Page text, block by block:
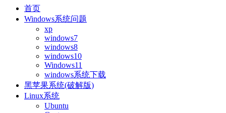
首页
Windows系统问题
xp
windows7
windows8
windows10
Windows11
windows系统下载
黑苹果系统(破解版)
Linux系统
Ubuntu